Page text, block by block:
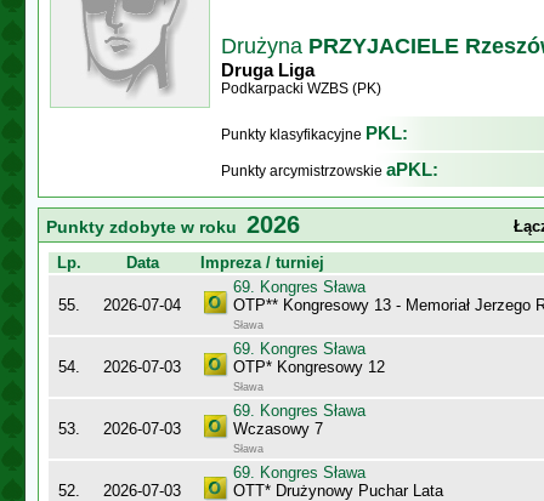
Drużyna PRZYJACIELE
Druga Liga
Podkarpacki WZBS (PK)
Punkty klasyfikacyjne PKL:
Punkty arcymistrzowskie aPKL:
Punkty zdobyte w roku 2026
Lp.
Data Impreza / turniej
55. 2026-07-04
69. Kongres Sława
OTP** Kongresowy 13 - Memoriał Jerzego
Sława
54. 2026-07-03
69. Kongres Sława
OTP* Kongresowy 12
Sława
53. 2026-07-03
69. Kongres Sława
Wczasowy 7
Sława
52. 2026-07-03
69. Kongres Sława
OTT* Drużynowy Puchar Lata